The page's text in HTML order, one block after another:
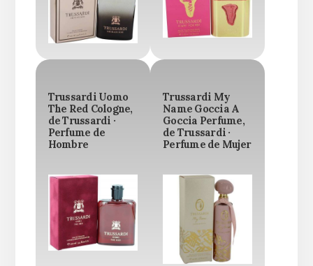
Trussardi Uomo
The Red Cologne,
de Trussardi ·
Perfume de
Hombre
Trussardi My
Name Goccia A
Goccia Perfume,
de Trussardi ·
Perfume de Mujer